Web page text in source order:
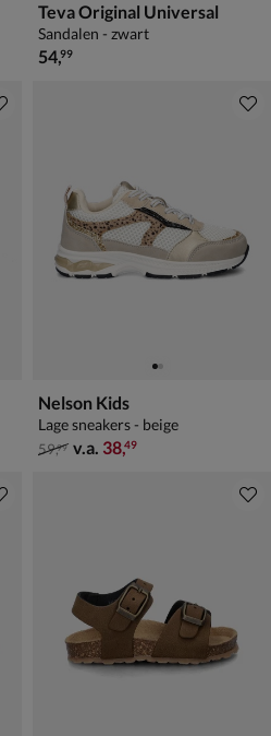
Teva Original Universal
Sandalen - zwart
€ 54,99
54,99
Nelson Kids
Lage sneakers - beige
van € 59,99 vanaf € 38,49
59,99 v.a. 38,49